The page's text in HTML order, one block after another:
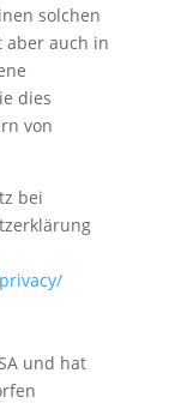
solchen
aber auch in
dies
von
bei
und hat